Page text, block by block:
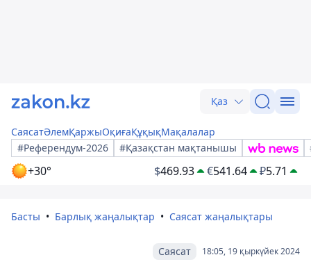
Қаз
СаясатӘлемҚаржыОқиғаҚұқықМақалалар
#Референдум-2026
#Қазақстан мақтанышы
+30° $469.93 €541.64 ₽5.71
Басты Барлық жаңалықтар Саясат жаңалықтары
18:05, 19 қыркүйек 2024
Саясат